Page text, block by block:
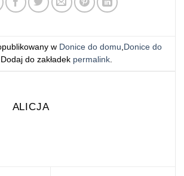
w Donice do domu, Donice do
do zakładek permalink.
ALICJA